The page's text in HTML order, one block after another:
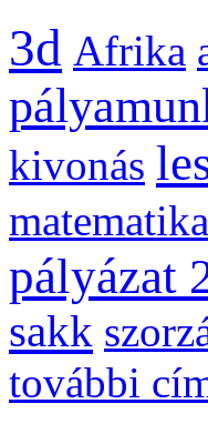
3d Afrika
kivonás
matematika
pályázat
sakk
további